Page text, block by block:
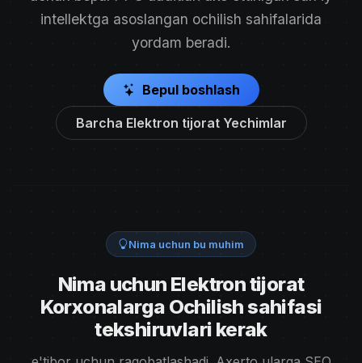
intellektga asoslangan ochilish sahifalarida
yordam beradi.
Bepul boshlash
Barcha Elektron tijorat Yechimlar
Nima uchun bu muhim
Nima uchun Elektron tijorat
Korxonalarga Ochilish sahifasi
tekshiruvlari kerak